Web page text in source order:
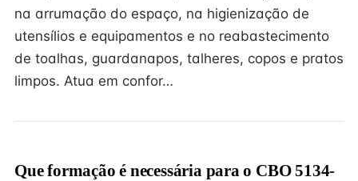
na arrumação do espaço, na higienização de
utensílios e equipamentos e no reabastecimento
de toalhas, guardanapos, talheres, copos e pratos
limpos. Atua em confor…
Que formação é necessária para o CBO 5134-